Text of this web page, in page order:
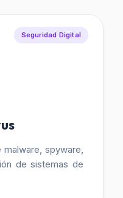
Seguridad Digital
spyware,
de sistemas de